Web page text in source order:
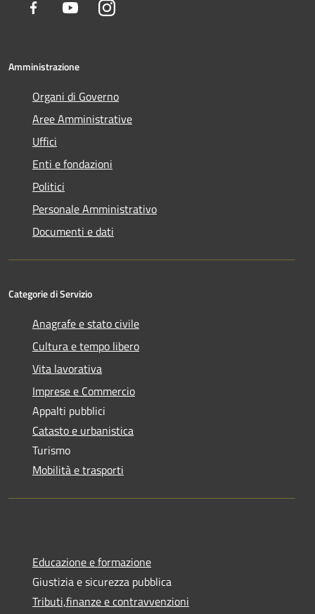
Facebook YoutubeInstagram
Amministrazione
Organi di Governo
Aree Amministrative
Uffici
Enti e fondazioni
Politici
Personale Amministrativo
Documenti e dati
Categorie di Servizio
Anagrafe e stato civile
Cultura e tempo libero
Vita lavorativa
Imprese e Commercio
Appalti pubblici
Catasto e urbanistica
Turismo
Mobilità e trasporti
Educazione e formazione
Giustizia e sicurezza pubblica
Tributi,finanze e contravvenzioni